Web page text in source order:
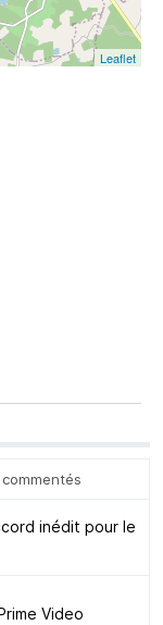
Leaflet
commentés
inédit pour le
Video